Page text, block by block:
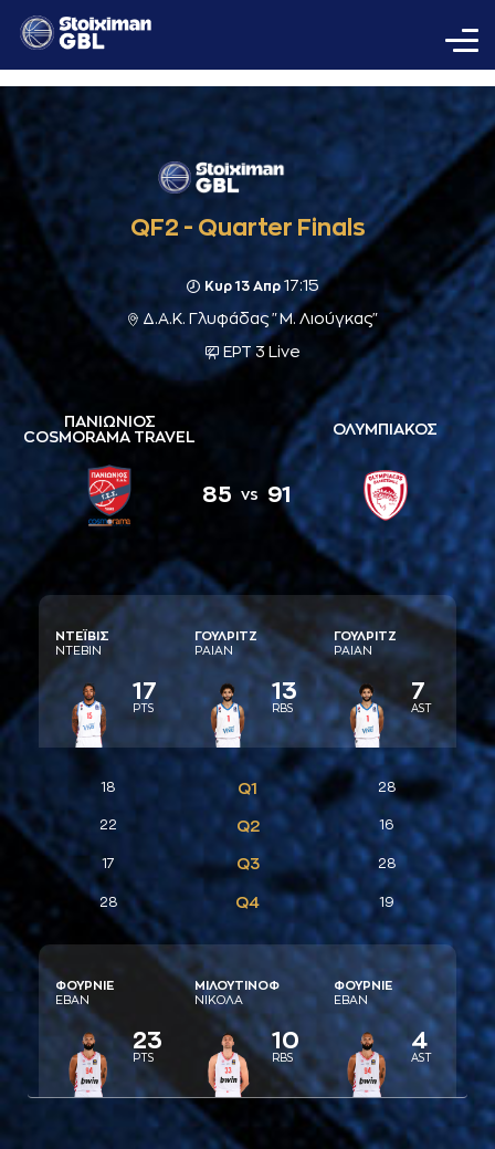
QF2 - Quarter Finals
Κυρ 13 Απρ17:15
Δ.Α.Κ. Γλυφάδας "Μ. Λιούγκας"
ΕΡΤ 3 Live
ΠΑΝΙΩΝΙΟΣ
COSMORAMA TRAVEL
85 vs 91
ΟΛΥΜΠΙΑΚΟΣ
ΝΤΕΪΒΙΣ
ΝΤΕΒΙΝ
17
PTS
ΓΟΥΛΡΙΤΖ
ΡAΙAΝ
13
RBS
ΓΟΥΛΡΙΤΖ
ΡAΙAΝ
7
AST
18 Q1 28
22 Q2 16
17 Q3 28
28 Q4 19
ΦΟΥΡΝΙΕ
ΕΒAΝ
23
PTS
ΜΙΛΟΥΤΙΝΟΦ
ΝΙΚΟΛA
10
RBS
ΦΟΥΡΝΙΕ
ΕΒAΝ
4
AST